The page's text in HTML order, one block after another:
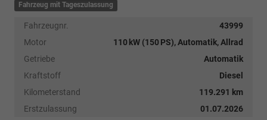
Fahrzeug mit Tageszulassung
Fahrzeugnr.
43999
Motor
110 kW (150 PS), Automatik, Allrad
Getriebe
Automatik
Kraftstoff
Diesel
Kilometerstand
119.291 km
Erstzulassung
01.07.2026